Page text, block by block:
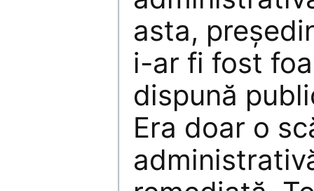
asta,
i-ar fi fost
dispună
Era doar o